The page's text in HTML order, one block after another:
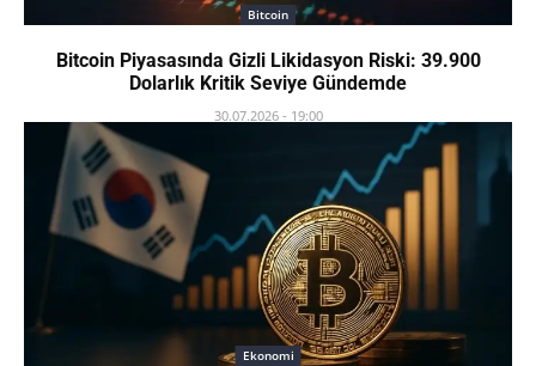
Bitcoin
Bitcoin Piyasasında Gizli Likidasyon Riski: 39.900
Dolarlık Kritik Seviye Gündemde
30.07.2026 - 19:00
Ekonomi